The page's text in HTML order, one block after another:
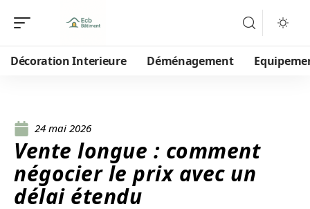
Décoration Interieure Déménagement
24 mai 2026
Vente longue : comment
négocier le prix avec un
délai étendu